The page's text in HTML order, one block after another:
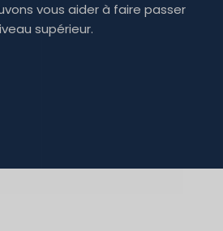
vous aider à faire passer
supérieur.